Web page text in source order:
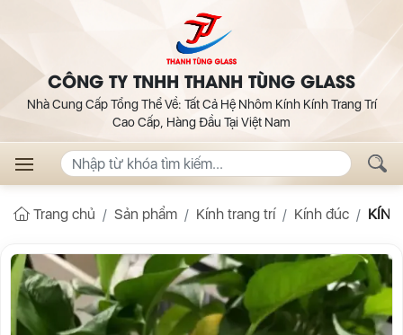
CÔNG TY TNHH THANH TÙNG GLASS
Nhà Cung Cấp Tổng Thể Về: Tất Cả Hệ Nhôm Kính Kính Trang Trí
Cao Cấp, Hàng Đầu Tại Việt Nam
Trang chủ Sản phẩm Kính trang trí Kính đúc